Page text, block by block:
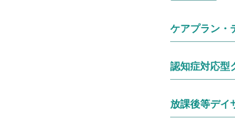
ケアプラン・
認知症対応型
放課後等デイ